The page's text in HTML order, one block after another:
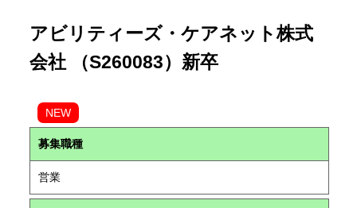
アビリティーズ・ケアネット株式
会社 （S260083）新卒
NEW
募集職種
営業